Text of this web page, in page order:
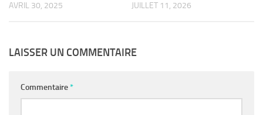
AVRIL 30, 2025 JUILLET 11, 2026
LAISSER UN COMMENTAIRE
Commentaire*